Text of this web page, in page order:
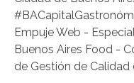
Empuje Web -
Buenos Aires Food -
de Gestión de